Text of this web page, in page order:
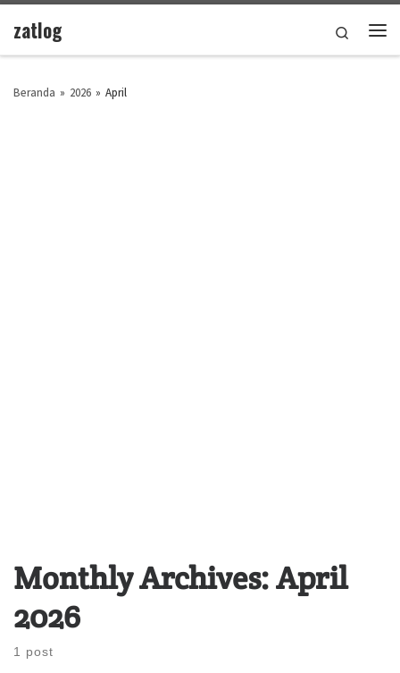
Skip to content
zatlog Search
Beranda » 2026 » April
Monthly Archives:April
2026
1 post